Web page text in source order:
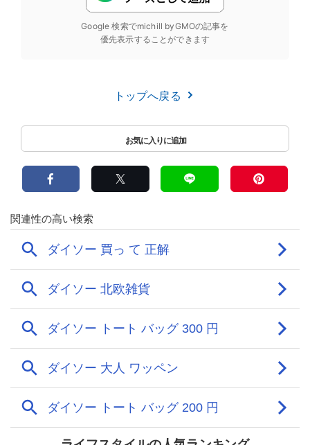
Google 検索でmichill byGMOの記事を
優先表示することができます
トップへ戻る